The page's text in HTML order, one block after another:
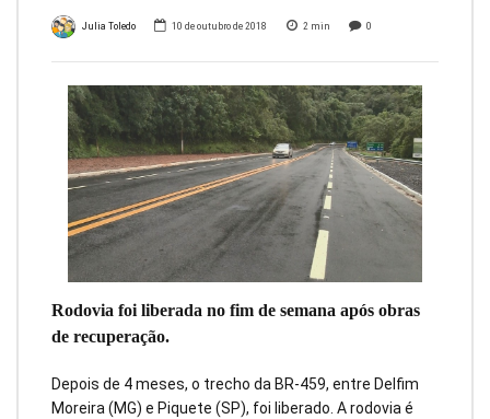
Julia Toledo 10 de outubro de 2018 2 min 0
Rodovia foi liberada no fim de semana após obras
de recuperação.
Depois de 4 meses, o trecho da BR-459, entre Delfim
Moreira (MG) e Piquete (SP), foi liberado. A rodovia é